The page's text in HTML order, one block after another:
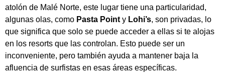
atolón de Malé Norte, este lugar tiene una particularidad,
algunas olas, como Pasta Point y Lohi’s, son privadas, lo
que significa que solo se puede acceder a ellas si te alojas
en los resorts que las controlan. Esto puede ser un
inconveniente, pero también ayuda a mantener baja la
afluencia de surfistas en esas áreas específicas.